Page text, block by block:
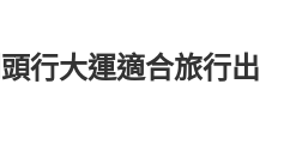
行大運適合旅行出